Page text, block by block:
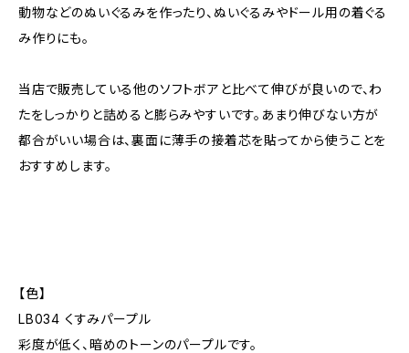
動物などのぬいぐるみを作ったり、ぬいぐるみやドール用の着ぐる
み作りにも。
当店で販売している他のソフトボアと比べて伸びが良いので、わ
たをしっかりと詰めると膨らみやすいです。あまり伸びない方が
都合がいい場合は、裏面に薄手の接着芯を貼ってから使うことを
おすすめします。
【色】
LB034 くすみパープル
彩度が低く、暗めのトーンのパープルです。